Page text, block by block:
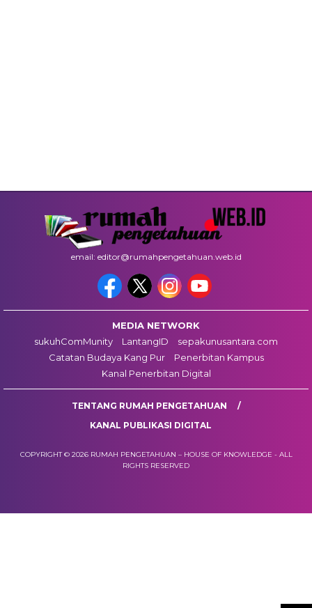
email: editor@rumahpengetahuan.web.id
MEDIA NETWORK
sukuhComMunity
LantangID
sepakunusantara.com
Catatan Budaya Kang Pur
Penerbitan Kampus
Kanal Penerbitan Digital
TENTANG RUMAH PENGETAHUAN
KANAL PUBLIKASI DIGITAL
COPYRIGHT © 2026 RUMAH PENGETAHUAN – HOUSE OF KNOWLEDGE - ALL
RIGHTS RESERVED